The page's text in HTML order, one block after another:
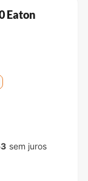
Eaton